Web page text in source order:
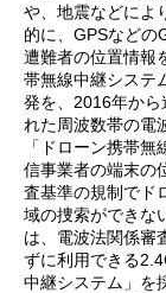
や、地震などによ
的に、GPSなどの
遭難者の位置情報
帯無線中継システ
発を、2016年から
れた周波数帯の電
「ドローン携帯
信事業者の端末の
査基準の規制でド
域の捜索ができな
は、電波法関係審
ずに利用できる
中継システム」を